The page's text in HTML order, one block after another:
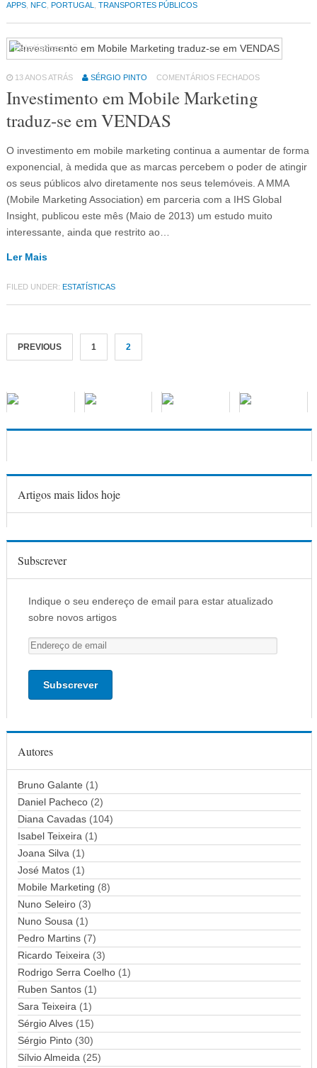
APPS, NFC, PORTUGAL TRANSPORTES PÚBLICOS
Estatísticas15
13 ANOS ATRÁS SÉRGIO PINTO COMENTÁRIOS FECHADOS
Investimento em Mobile Marketing
traduz-se em VENDAS
O investimento em mobile marketing continua a aumentar de forma
exponencial, à medida que as marcas percebem o poder de atingir
os seus públicos alvo diretamente nos seus telemóveis. A MMA
(Mobile Marketing Association) em parceria com a IHS Global
Insight, publicou este mês (Maio de 2013) um estudo muito
interessante, ainda que restrito ao…
Ler Mais
FILED UNDER: ESTATÍSTICAS
PREVIOUS 1 2
Artigos mais lidos hoje
Subscrever
Indique o seu endereço de email para estar atualizado
sobre novos artigos
E
n
d
o
d
e
e
m
a
i
l
Autores
Bruno Galante (1)
Daniel Pacheco(2)
Diana Cavadas(104)
Isabel Teixeira (1)
Joana Silva (1)
José Matos(1)
Mobile Marketing (8)
Nuno Seleiro(3)
Nuno Sousa (1)
Pedro Martins(7)
Ricardo Teixeira (3)
Rodrigo Serra Coelho(1)
Ruben Santos(1)
Sara Teixeira (1)
Sérgio Alves(15)
Sérgio Pinto(30)
Sílvio Almeida (25)